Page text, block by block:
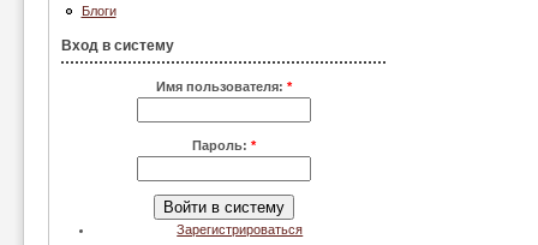
Блоги
Вход в систему
Имя пользователя: *
Пароль: *
Зарегистрироваться